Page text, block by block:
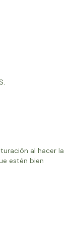
al hacer la
estén bien